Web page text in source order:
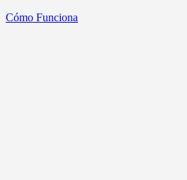
Cómo Funciona